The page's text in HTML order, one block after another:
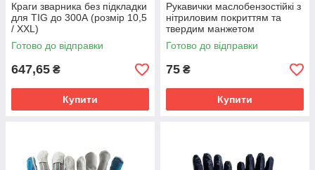
Краги зварника без підкладки
для TIG до 300А (розмір 10,5
/ XXL)
Готово до відправки
647,65 ₴
Купити
Рукавички маслобензостійкі з
нітриловим покриттям та
твердим манжетом
Готово до відправки
75 ₴
Купити